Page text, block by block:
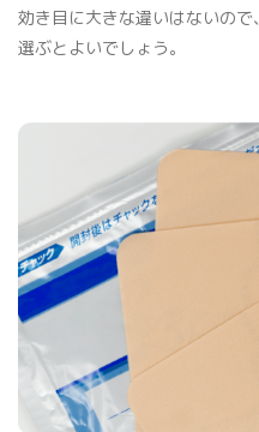
効き目に大きな違いはないの
選ぶとよいでしょう。